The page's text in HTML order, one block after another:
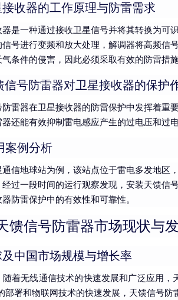
接收器的工作原理与防雷需求
是一种通过接收卫星信号并将其转换为可
号进行变频和放大处理，解调器将高频信
条件的侵害，因此必须采取有效的防雷措
信号防雷器对卫星接收器的保护
防雷器在卫星接收器的防雷保护中发挥着重
还能有效抑制雷电感应产生的过电压和过
案例分析
通信地球站为例，该站点位于雷电多发地区
经过一段时间的运行观察发现，安装天馈信
防雷保护中的有效性和可靠性。
馈信号防雷器市场现状与
及中国市场规模与增长率
随着无线通信技术的快速发展和广泛应用
部署和物联网技术的快速发展，天馈信号